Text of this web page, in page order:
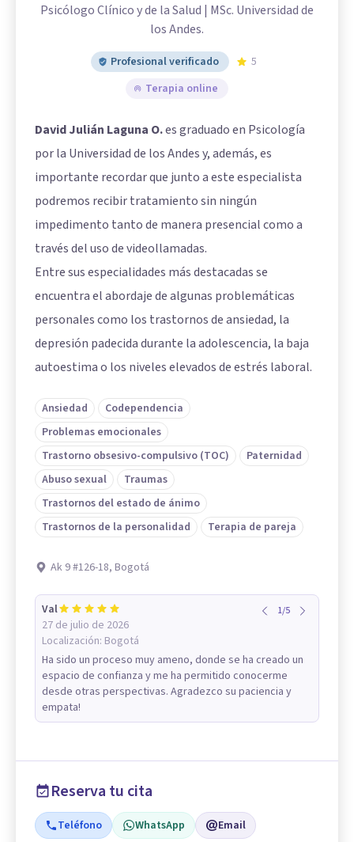
Psicólogo Clínico y de la Salud | MSc. Universidad de
los Andes.
Profesional verificado
5
Terapia online
David Julián Laguna O.es graduado en Psicología
por la Universidad de los Andes y, además, es
importante recordar que junto a este especialista
podremos recibir tratamiento sin ningún
impedimento tanto de manera presencial como a
través del uso de videollamadas.
Entre sus especialidades más destacadas se
encuentra el abordaje de algunas problemáticas
personales como los trastornos de ansiedad, la
depresión padecida durante la adolescencia, la baja
autoestima o los niveles elevados de estrés laboral.
Ansiedad
Codependencia
Problemas emocionales
Trastorno obsesivo-compulsivo (TOC)
Paternidad
Abuso sexual
Traumas
Trastornos del estado de ánimo
Trastornos de la personalidad
Terapia de pareja
Ak 9 #126-18, Bogotá
Val
27 de julio de 2026
Localización: Bogotá
1/5
Ha sido un proceso muy ameno, donde se ha creado un
espacio de confianza y me ha permitido conocerme
desde otras perspectivas. Agradezco su paciencia y
empata!
Reserva tu cita
Teléfono WhatsApp Email